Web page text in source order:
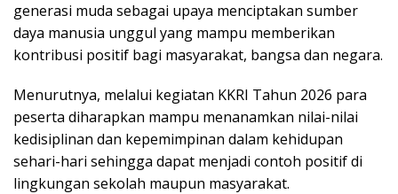
generasi muda sebagai upaya menciptakan sumber
daya manusia unggul yang mampu memberikan
kontribusi positif bagi masyarakat, bangsa dan negara.
Menurutnya, melalui kegiatan KKRI Tahun 2026 para
peserta diharapkan mampu menanamkan nilai-nilai
kedisiplinan dan kepemimpinan dalam kehidupan
sehari-hari sehingga dapat menjadi contoh positif di
lingkungan sekolah maupun masyarakat.